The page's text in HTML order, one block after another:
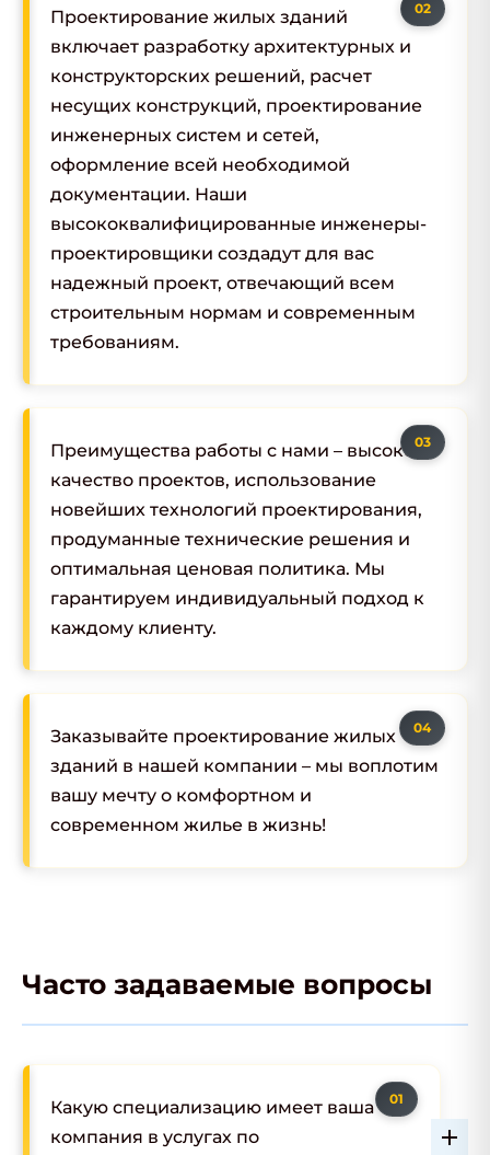
Проектирование жилых зданий
включает разработку архитектурных и
конструкторских решений, расчет
несущих конструкций, проектирование
инженерных систем и сетей,
оформление всей необходимой
документации. Наши
высококвалифицированные инженеры-
проектировщики создадут для вас
надежный проект, отвечающий всем
строительным нормам и современным
требованиям.
Преимущества работы с нами – высокое
качество проектов, использование
новейших технологий проектирования,
продуманные технические решения и
оптимальная ценовая политика. Мы
гарантируем индивидуальный подход к
каждому клиенту.
Заказывайте проектирование жилых
зданий в нашей компании – мы воплотим
вашу мечту о комфортном и
современном жилье в жизнь!
Часто задаваемые вопросы
Какую специализацию имеет ваша
компания в услугах по